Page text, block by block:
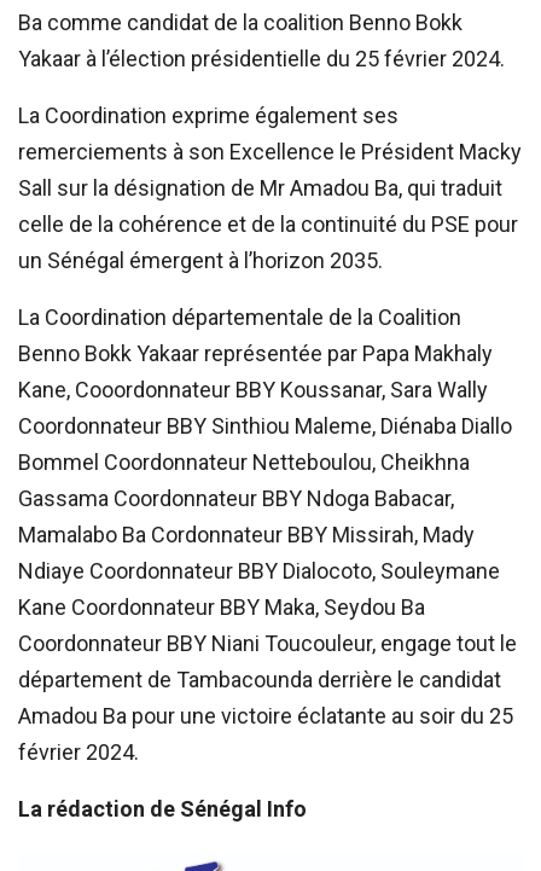
Ba comme candidat de la coalition Benno Bokk
Yakaar à l’élection présidentielle du 25 février 2024.
La Coordination exprime également ses
remerciements à son Excellence le Président Macky
Sall sur la désignation de Mr Amadou Ba, qui traduit
celle de la cohérence et de la continuité du PSE pour
un Sénégal émergent à l’horizon 2035.
La Coordination départementale de la Coalition
Benno Bokk Yakaar représentée par Papa Makhaly
Kane, Cooordonnateur BBY Koussanar, Sara Wally
Coordonnateur BBY Sinthiou Maleme, Diénaba Diallo
Bommel Coordonnateur Netteboulou, Cheikhna
Gassama Coordonnateur BBY Ndoga Babacar,
Mamalabo Ba Cordonnateur BBY Missirah, Mady
Ndiaye Coordonnateur BBY Dialocoto, Souleymane
Kane Coordonnateur BBY Maka, Seydou Ba
Coordonnateur BBY Niani Toucouleur, engage tout le
département de Tambacounda derrière le candidat
Amadou Ba pour une victoire éclatante au soir du 25
février 2024.
La rédaction de Sénégal Info